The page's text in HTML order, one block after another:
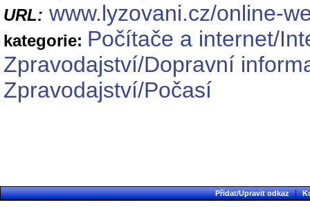
URL: www.lyzovani.cz/online-
kategorie: Počítače a internet/
Zpravodajství/Dopravní
Zpravodajství/Počasí
Přidat/Upravit odkaz |